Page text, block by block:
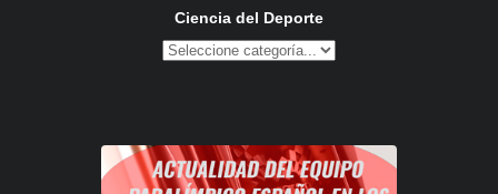
Ciencia del Deporte